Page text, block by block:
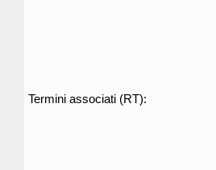
Termini associati (RT):